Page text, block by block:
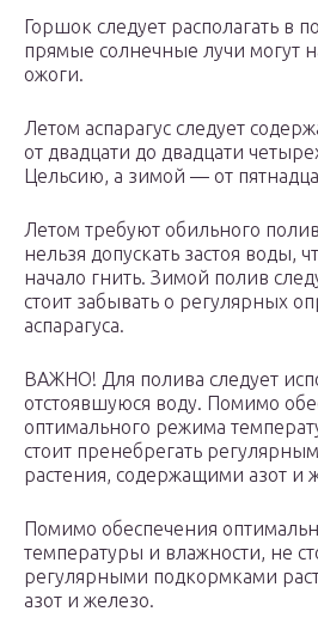
Горшок следует располагать в
прямые солнечные лучи могут
ожоги.
Летом аспарагус следует
от двадцати до двадцати
Цельсию, а зимой — от
Летом требуют обильного
нельзя допускать застоя воды,
начало гнить. Зимой полив
стоит забывать о регулярных
аспарагуса.
ВАЖНО! Для полива следует
отстоявшуюся воду. Помимо
оптимального режима
стоит пренебрегать
растения, содержащими азот и
Помимо обеспечения
температуры и влажности, не
регулярными подкормками
азот и железо.